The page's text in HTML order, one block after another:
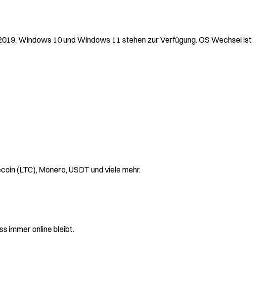
Windows 10 und Windows 11 stehen zur Verfügung. OS Wechsel ist
(LTC), Monero, USDT und viele mehr.
immer online bleibt.